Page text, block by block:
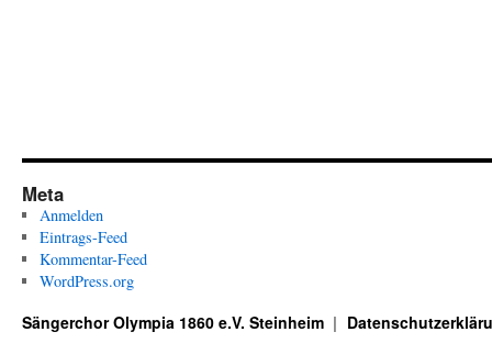
Meta
Anmelden
Eintrags-Feed
Kommentar-Feed
WordPress.org
Sängerchor Olympia 1860 e.V. Steinheim